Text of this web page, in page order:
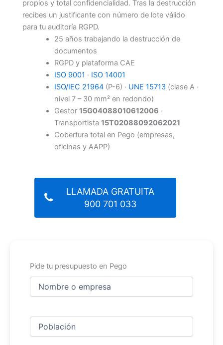
propios y total confidencialidad. Tras la destrucción
recibes un justificante con número de lote válido
para tu auditoría RGPD.
25 años trabajando la destrucción de
documentos
RGPD y plataforma CAE
ISO 9001 · ISO 14001
ISO/IEC 21964(P-6) · UNE 15713(clase A ·
nivel 7 – 30 mm² en redondo)
Gestor 15G04088010612006 ·
Transportista 15T02088092062021
Cobertura total en Pego (empresas,
oficinas y AAPP)
LLAMADA GRATUITA
900 701 033
Pide tu presupuesto en Pego
Nombre
Ciudad